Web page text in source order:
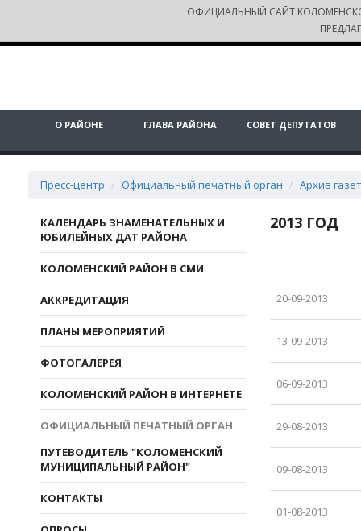
ОФИЦИАЛЬНЫЙ САЙТ
О РАЙОНЕ ГЛАВА РАЙОНА СОВЕТ ДЕПУТАТОВ
Пресс-центр Официальный печатный орган Архив
КАЛЕНДАРЬ ЗНАМЕНАТЕЛЬНЫХ И
ЮБИЛЕЙНЫХ ДАТ РАЙОНА
КОЛОМЕНСКИЙ РАЙОН В СМИ
АККРЕДИТАЦИЯ
ПЛАНЫ МЕРОПРИЯТИЙ
ФОТОГАЛЕРЕЯ
КОЛОМЕНСКИЙ РАЙОН В ИНТЕРНЕТЕ
ОФИЦИАЛЬНЫЙ ПЕЧАТНЫЙ ОРГАН
ПУТЕВОДИТЕЛЬ "КОЛОМЕНСКИЙ
МУНИЦИПАЛЬНЫЙ РАЙОН"
КОНТАКТЫ
2013 ГОД
20-09-2013
13-09-2013
06-09-2013
29-08-2013
09-08-2013
01-08-2013